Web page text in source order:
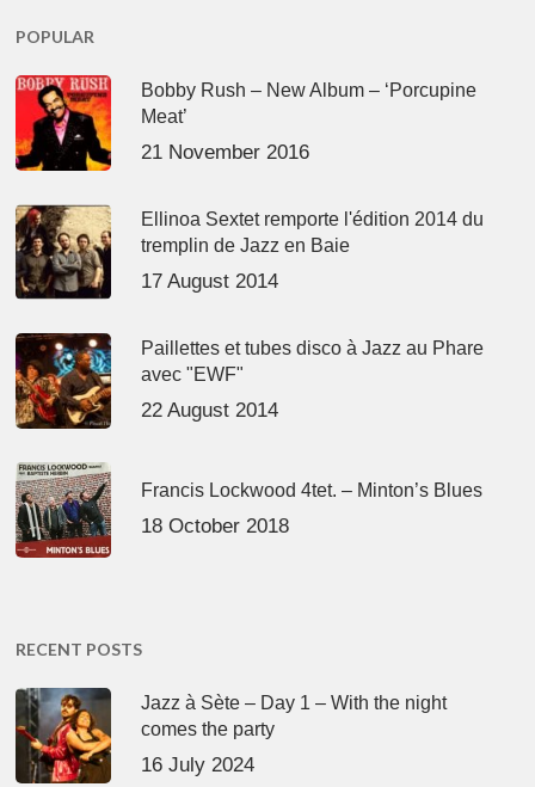
POPULAR
Bobby Rush – New Album – ‘Porcupine
Meat’
21 November 2016
Ellinoa Sextet remporte l'édition 2014 du
tremplin de Jazz en Baie
17 August 2014
Paillettes et tubes disco à Jazz au Phare
avec "EWF"
22 August 2014
Francis Lockwood 4tet. – Minton’s Blues
18 October 2018
RECENT POSTS
Jazz à Sète – Day 1 – With the night
comes the party
16 July 2024